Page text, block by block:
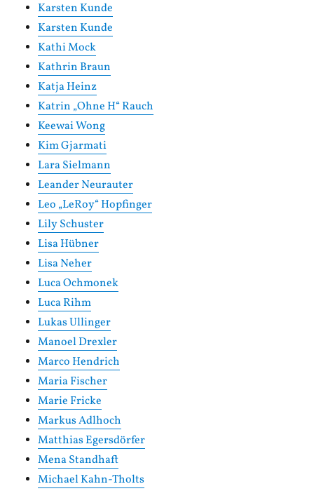
Karsten Kunde
Karsten Kunde
Kathi Mock
Kathrin Braun
Katja Heinz
Katrin „Ohne H“ Rauch
Keewai Wong
Kim Gjarmati
Lara Sielmann
Leander Neurauter
Leo „LeRoy“ Hopfinger
Lily Schuster
Lisa Hübner
Lisa Neher
Luca Ochmonek
Luca Rihm
Lukas Ullinger
Manoel Drexler
Marco Hendrich
Maria Fischer
Marie Fricke
Markus Adlhoch
Matthias Egersdörfer
Mena Standhaft
Michael Kahn-Tholts